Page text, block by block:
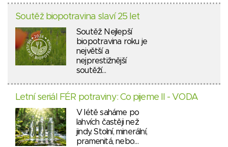
Soutěž biopotravina slaví 25 let
Soutěž Nejlepší
biopotravina roku je
největší a
nejprestižnější
soutěží…
Letní seriál FÉR potraviny: Co pijeme II - VODA
V létě saháme po
lahvích častěji než
jindy. Stolní, minerální,
pramenitá, nebo…